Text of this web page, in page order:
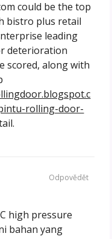
could be the top
bistro plus retail
leading
deterioration
scored, along with
rolling-door-
high pressure
bahan yang
Odpovědět